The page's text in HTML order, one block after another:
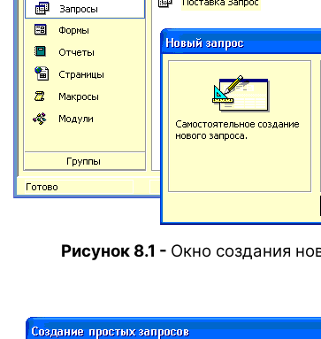
Рисунок 8.1 - Окно создания